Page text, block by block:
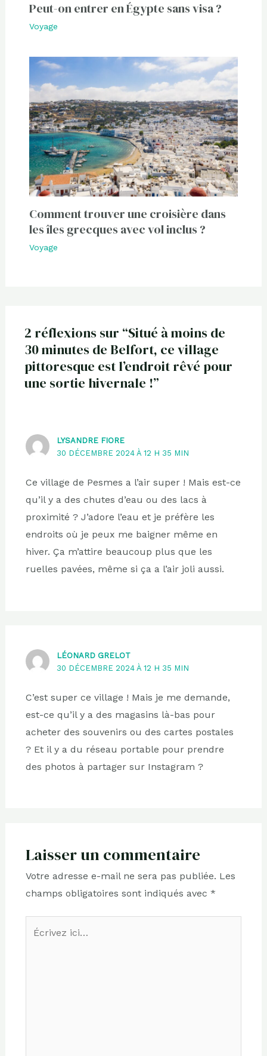
Peut-on entrer en Égypte sans visa ?
Voyage
Comment trouver une croisière dans
les îles grecques avec vol inclus ?
Voyage
2 réflexions sur “Situé à moins de
30 minutes de Belfort, ce village
pittoresque est l’endroit rêvé pour
une sortie hivernale !”
LYSANDRE FIORE
30 DÉCEMBRE 2024 À 12 H 35 MIN
Ce village de Pesmes a l’air super ! Mais est-ce
qu’il y a des chutes d’eau ou des lacs à
proximité ? J’adore l’eau et je préfère les
endroits où je peux me baigner même en
hiver. Ça m’attire beaucoup plus que les
ruelles pavées, même si ça a l’air joli aussi.
LÉONARD GRELOT
30 DÉCEMBRE 2024 À 12 H 35 MIN
C’est super ce village ! Mais je me demande,
est-ce qu’il y a des magasins là-bas pour
acheter des souvenirs ou des cartes postales
? Et il y a du réseau portable pour prendre
des photos à partager sur Instagram ?
Laisser un commentaire
Votre adresse e-mail ne sera pas publiée. Les
champs obligatoires sont indiqués avec *